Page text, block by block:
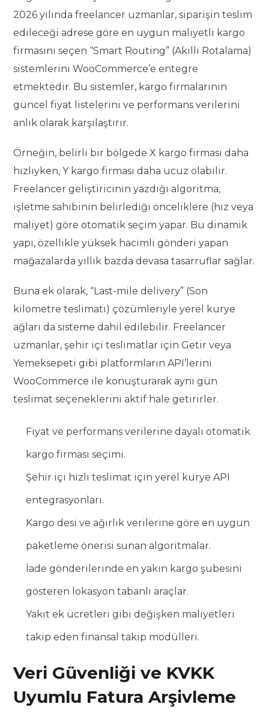
2026 yılında freelancer uzmanlar, siparişin teslim
edileceği adrese göre en uygun maliyetli kargo
firmasını seçen “Smart Routing” (Akıllı Rotalama)
sistemlerini WooCommerce’e entegre
etmektedir. Bu sistemler, kargo firmalarının
güncel fiyat listelerini ve performans verilerini
anlık olarak karşılaştırır.
Örneğin, belirli bir bölgede X kargo firması daha
hızlıyken, Y kargo firması daha ucuz olabilir.
Freelancer geliştiricinin yazdığı algoritma,
işletme sahibinin belirlediği önceliklere (hız veya
maliyet) göre otomatik seçim yapar. Bu dinamik
yapı, özellikle yüksek hacimli gönderi yapan
mağazalarda yıllık bazda devasa tasarruflar sağlar.
Buna ek olarak, “Last-mile delivery” (Son
kilometre teslimatı) çözümleriyle yerel kurye
ağları da sisteme dahil edilebilir. Freelancer
uzmanlar, şehir içi teslimatlar için Getir veya
Yemeksepeti gibi platformların API’lerini
WooCommerce ile konuşturarak aynı gün
teslimat seçeneklerini aktif hale getirirler.
Fiyat ve performans verilerine dayalı otomatik
kargo firması seçimi.
Şehir içi hızlı teslimat için yerel kurye API
entegrasyonları.
Kargo desi ve ağırlık verilerine göre en uygun
paketleme önerisi sunan algoritmalar.
İade gönderilerinde en yakın kargo şubesini
gösteren lokasyon tabanlı araçlar.
Yakıt ek ücretleri gibi değişken maliyetleri
takip eden finansal takip modülleri.
Veri Güvenliği ve KVKK
Uyumlu Fatura Arşivleme